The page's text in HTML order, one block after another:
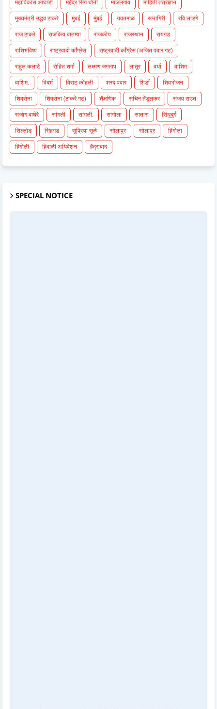
महाविकास आघाडी महेंद्र सिंग धोनी माजलगाव
माहिती तंत्रज्ञान
मुख्यमंत्री उद्धव ठाकरे
मुंबई मुंबई. यवतमाळ रत्नागिरी
रवि लांडगे
राज ठाकरे
राजकिय बातम्या राजकीय राजस्थान
रायगड
राशिभविष्य
राष्ट्रवादी काँग्रेस
राष्ट्रवादी काँग्रेस (अजित पवार गट)
राहुल कलाटे
रोहित शर्मा लक्ष्मण जगताप लातूर वर्धा
वाशिम
वाशिम.
विदर्भ विराट कोहली शरद पवार शिर्डी
शिवभोजन
शिवसेना
शिवसेना (ठाकरे गट) शैक्षणिक सचिन तेंडुलकर
संजय राउत
संजोग वाघेरे
सांगली सांगली. सांगोला सातारा
सिंधुदुर्ग
सिल्लोड
सिंहगड सुप्रिया सुळे सोलापुर सोलापूर
हिंगोला
हिंगोली
हिवाळी अधिवेशन हैद्राबाद
SPECIAL NOTICE